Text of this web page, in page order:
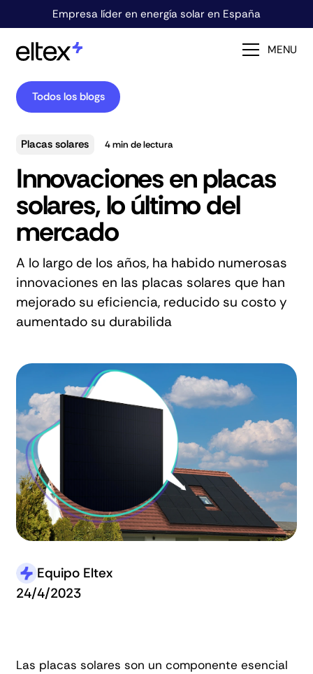
Empresa líder en energía solar en España
MENU
Todos los blogs
Placas solares 4min de lectura
Innovaciones en placas
solares, lo último del
mercado
A lo largo de los años, ha habido numerosas
innovaciones en las placas solares que han
mejorado su eficiencia, reducido su costo y
aumentado su durabilida
Equipo Eltex
24/4/2023
Las placas solares son un componente esencial